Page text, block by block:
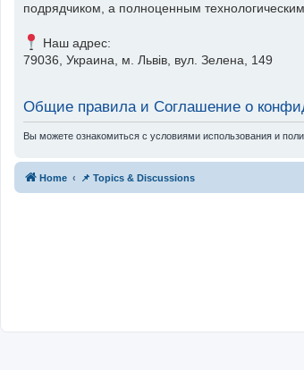
подрядчиком, а полноценным
Наш адрес:
79036, Украина, м. Львів, вул. Зелена, 149
Общие правила и Соглашение о
Вы можете ознакомиться с условиями использования и
Home 📌 Topics & Discussions